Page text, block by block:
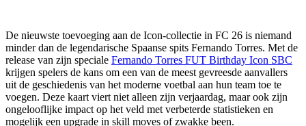
De nieuwste toevoeging aan de Icon-collectie in FC 26 is niemand
minder dan de legendarische Spaanse spits Fernando Torres. Met de
release van zijn speciale Fernando Torres FUT Birthday Icon SBC
krijgen spelers de kans om een van de meest gevreesde aanvallers
uit de geschiedenis van het moderne voetbal aan hun team toe te
voegen. Deze kaart viert niet alleen zijn verjaardag, maar ook zijn
ongelooflijke impact op het veld met verbeterde statistieken en
mogelijk een upgrade in skill moves of zwakke been.